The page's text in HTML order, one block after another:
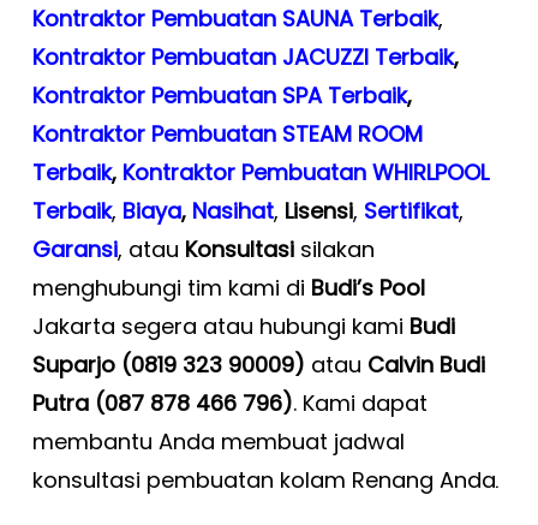
Kontraktor Pembuatan SAUNA Terbaik,
Kontraktor Pembuatan JACUZZI Terbaik,
Kontraktor Pembuatan SPA Terbaik,
Kontraktor Pembuatan STEAM ROOM
Terbaik, Kontraktor Pembuatan WHIRLPOOL
Terbaik, Biaya, Nasihat, Lisensi, Sertifikat,
Garansi, atau Konsultasisilakan
menghubungi tim kami di Budi’s Pool
Jakarta segera atau hubungi kami Budi
Suparjo (0819 323 90009) atau Calvin Budi
Putra (087 878 466 796). Kami dapat
membantu Anda membuat jadwal
konsultasi pembuatan kolam Renang Anda.